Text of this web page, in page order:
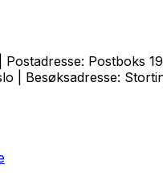
| Postadresse: Postboks
| Besøksadresse: